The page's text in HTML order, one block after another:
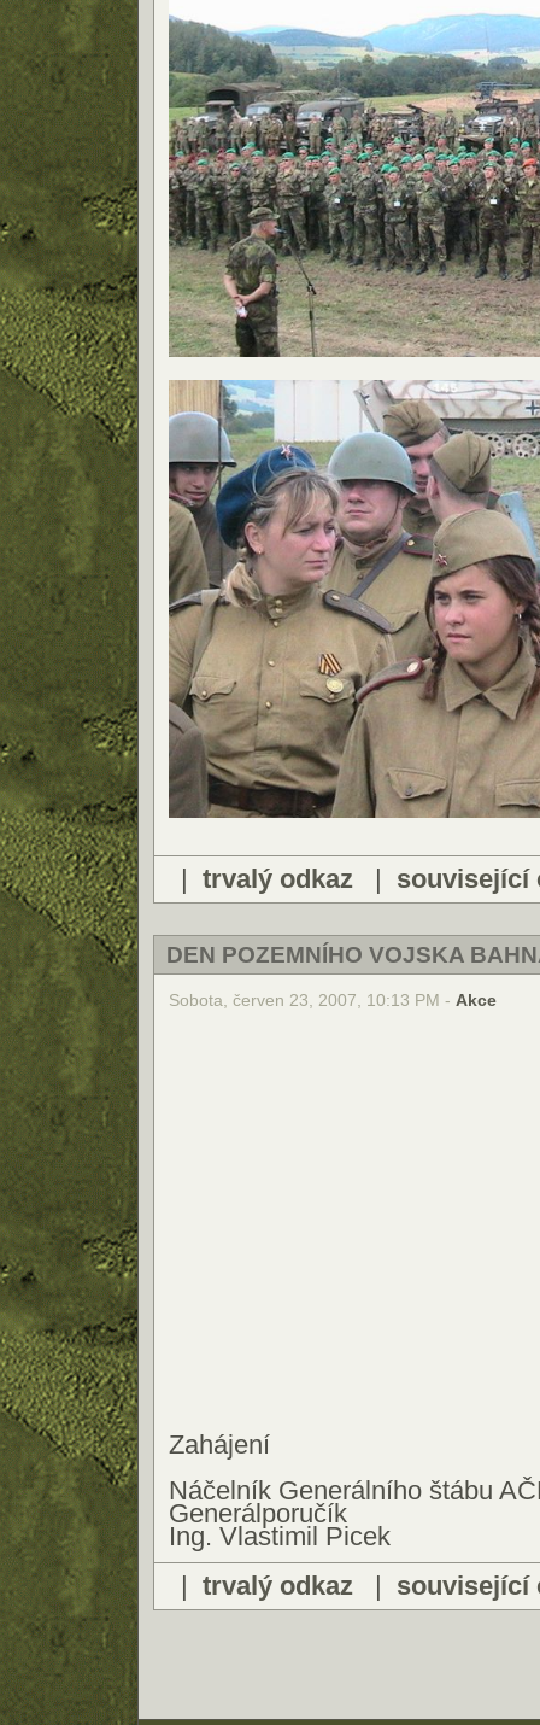
| trvalý odkaz | související
DEN POZEMNÍHO VOJSKA
Sobota, červen 23, 2007, 10:13 PM - Akce
Zahájení
Náčelník Generálního štábu
Generálporučík
Ing. Vlastimil Picek
| trvalý odkaz | související